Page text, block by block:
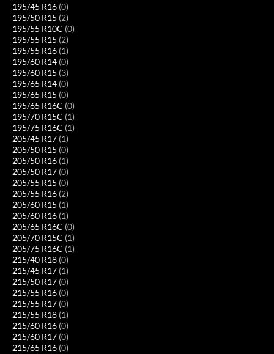
195/45 R16 (0)
195/50 R15 (2)
195/55 R10C (0)
195/55 R15 (2)
195/55 R16 (1)
195/60 R14 (0)
195/60 R15 (3)
195/65 R14 (0)
195/65 R15 (0)
195/65 R16C (0)
195/70 R15C (1)
195/75 R16C (1)
205/45 R17 (1)
205/50 R15 (0)
205/50 R16 (1)
205/50 R17 (0)
205/55 R15 (0)
205/55 R16 (2)
205/60 R15 (1)
205/60 R16 (1)
205/65 R16C (0)
205/70 R15C (1)
205/75 R16C (1)
215/40 R18 (0)
215/45 R17 (1)
215/50 R17 (0)
215/55 R16 (0)
215/55 R17 (0)
215/55 R18 (1)
215/60 R16 (0)
215/60 R17 (0)
215/65 R16 (0)